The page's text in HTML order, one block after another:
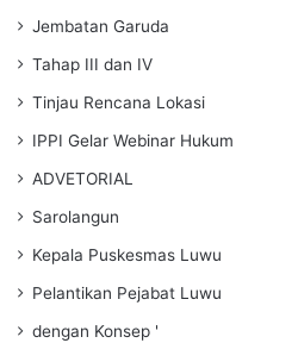
Jembatan Garuda
Tahap III dan IV
Tinjau Rencana Lokasi
IPPI Gelar Webinar Hukum
ADVETORIAL
Sarolangun
Kepala Puskesmas Luwu
Pelantikan Pejabat Luwu
dengan Konsep '